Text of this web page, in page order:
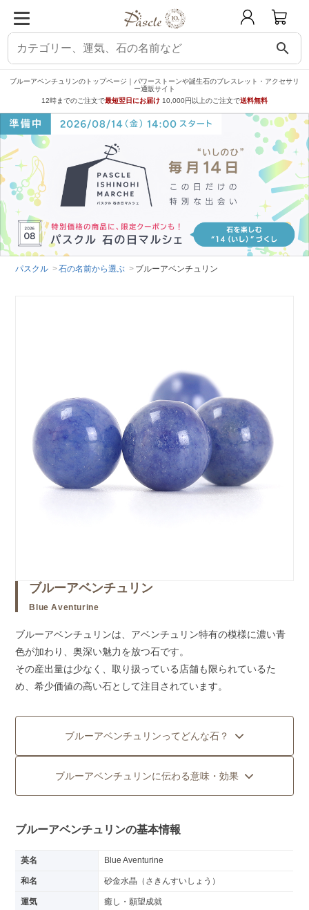
search
ブルーアベンチュリンのトップページ｜パワーストーンや誕生石のブレスレット・アクセサリ
ー通販サイト
12時までのご注文で最短翌日にお届け 10,000円以上のご注文で送料無料
パスクル 石の名前から選ぶ ブルーアベンチュリン
ブルーアベンチュリン
Blue Aventurine
ブルーアベンチュリンは、アベンチュリン特有の模様に濃い青
色が加わり、奥深い魅力を放つ石です。
その産出量は少なく、取り扱っている店舗も限られているた
め、希少価値の高い石として注目されています。
ブルーアベンチュリンってどんな石？
ブルーアベンチュリンに伝わる意味・効果
ブルーアベンチュリンの基本情報
英名 Blue Aventurine
和名 砂金水晶（さきんすいしょう）
運気 癒し・願望成就